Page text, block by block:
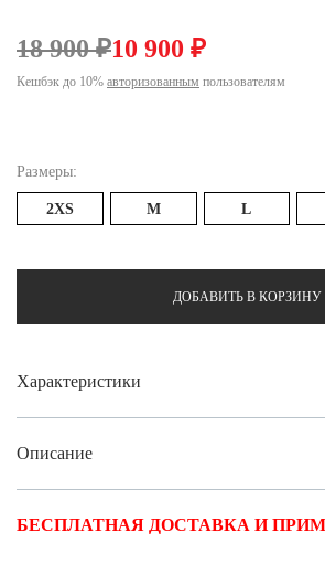
18 900 ₽10 900 ₽
Кешбэк до 10% авторизованным пользователям
Размеры:
2XS M L
ДОБАВИТЬ В КОРЗИНУ
Характеристики
Описание
БЕСПЛАТНАЯ ДОСТАВКА И